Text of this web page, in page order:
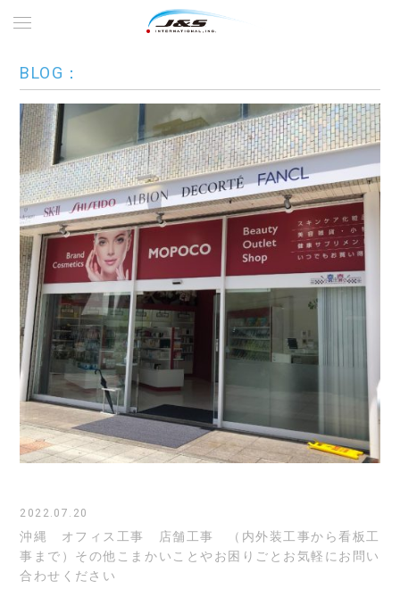
BLOG：
2022.07.20
沖縄 オフィス工事 店舗工事 （内外装工事から看板工
事まで）その他こまかいことやお困りごとお気軽にお問い
合わせください